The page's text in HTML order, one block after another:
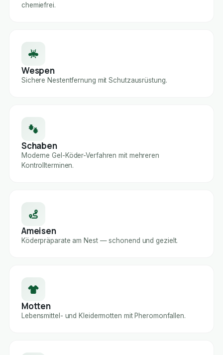
chemiefrei.
Wespen
Sichere Nestentfernung mit Schutzausrüstung.
Schaben
Moderne Gel-Köder-Verfahren mit mehreren
Kontrollterminen.
Ameisen
Köderpräparate am Nest — schonend und gezielt.
Motten
Lebensmittel- und Kleidermotten mit Pheromonfallen.